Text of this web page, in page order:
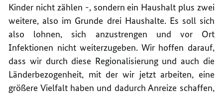
Kinder nicht zählen -, sondern ein Haushalt plus zwei
weitere, also im Grunde drei Haushalte. Es soll sich
also lohnen, sich anzustrengen und vor Ort
Infektionen nicht weiterzugeben. Wir hoffen darauf,
dass wir durch diese Regionalisierung und auch die
Länderbezogenheit, mit der wir jetzt arbeiten, eine
größere Vielfalt haben und dadurch Anreize schaffen,